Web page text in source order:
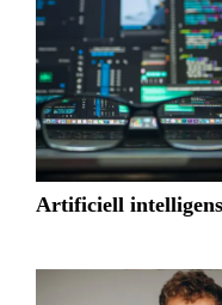
Artificiell intelligens